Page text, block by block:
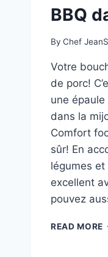
BBQ
By Chef
Votre
de porc!
une
dans la
Comfort
sûr! En
légumes et
excellent
pouvez
READ MORE